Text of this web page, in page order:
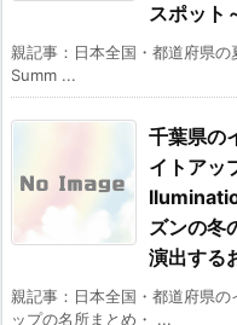
スポット
親記事：日本全国・都道府県
Summ ...
千葉県の
イトアッ
ズンの冬
演出する
親記事：日本全国・都道府県
ップの名所まとめ・ ...